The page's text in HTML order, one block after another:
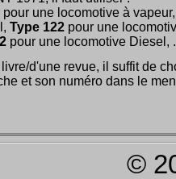
pour une locomotive à
Type 122 pour une
pour une locomotive Diesel,
d'une revue, il suffit de
et son numéro dans le
©